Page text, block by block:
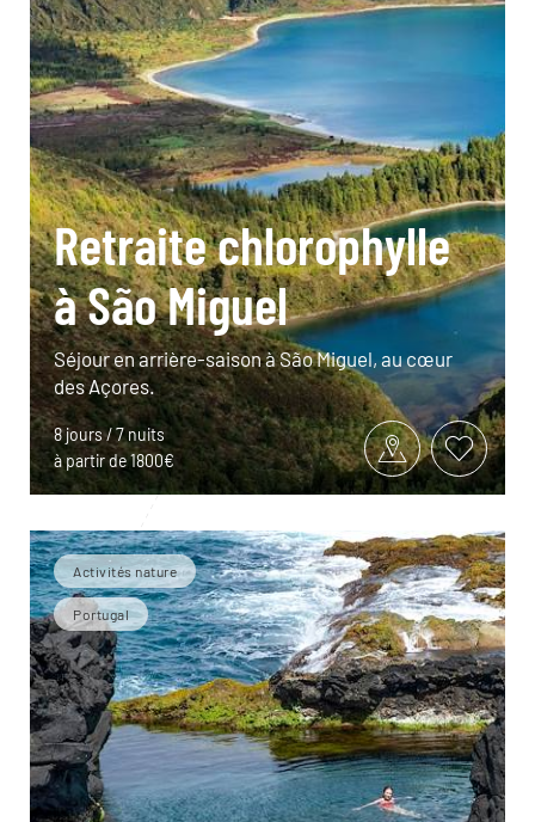
Retraite chlorophylle
à São Miguel
Séjour en arrière-saison à São Miguel, au cœur
des Açores.
8 jours / 7 nuits
à partir de 1800€
Activités nature
Portugal